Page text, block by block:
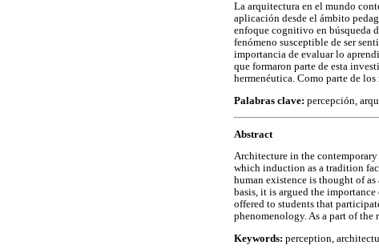
La arquitectura en el mundo
aplicación desde el ámbito
enfoque cognitivo en búsqueda
fenómeno susceptible de ser
importancia de evaluar lo
que formaron parte de esta
hermenéutica. Como parte de
Palabras clave: percepción,
Abstract
Architecture in the
which induction as a tradition
human existence is thought of
basis, it is argued the
offered to students that
phenomenology. As a part of
Keywords: perception,